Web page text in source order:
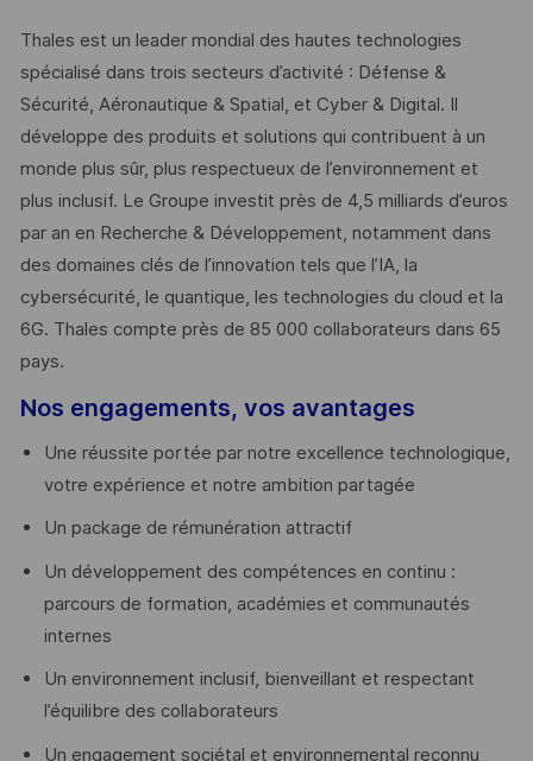
Thales est un leader mondial des hautes technologies
spécialisé dans trois secteurs d’activité : Défense &
Sécurité, Aéronautique & Spatial, et Cyber & Digital. Il
développe des produits et solutions qui contribuent à un
monde plus sûr, plus respectueux de l’environnement et
plus inclusif. Le Groupe investit près de 4,5 milliards d’euros
par an en Recherche & Développement, notamment dans
des domaines clés de l’innovation tels que l’IA, la
cybersécurité, le quantique, les technologies du cloud et la
6G. Thales compte près de 85 000 collaborateurs dans 65
pays. ​
Nos engagements, vos avantages
Une réussite portée par notre excellence technologique,
votre expérience et notre ambition partagée
Un package de rémunération attractif
Un développement des compétences en continu :
parcours de formation, académies et communautés
internes
Un environnement inclusif, bienveillant et respectant
l’équilibre des collaborateurs
Un engagement sociétal et environnemental reconnu